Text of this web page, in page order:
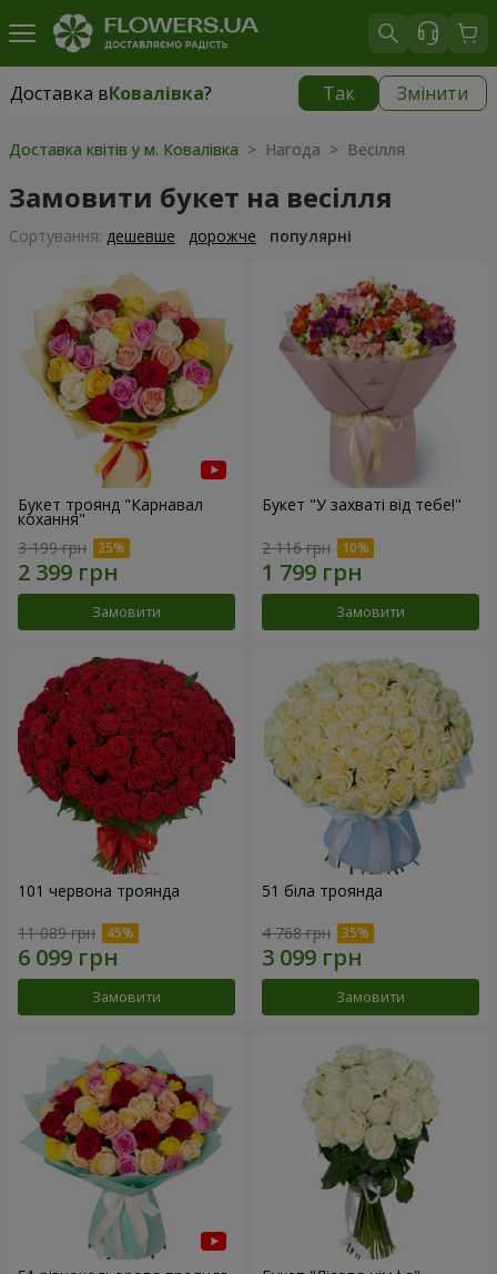
Доставка вКовалівка? Так Змінити
Доставка вКовалівка|
Доставка квітів у м. Ковалівка > Нагода > Весілля
Замовити букет на весілля
Сортування: дешевше дорожче популярні
Букет троянд "Карнавал
кохання"
3 199 грн
Замовити
Букет "У захваті від тебе!"
2 116 грн
Замовити
101 червона троянда
11 089 грн
Замовити
51 біла троянда
4 768 грн
Замовити